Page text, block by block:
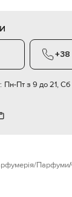
Пн-Пт з 9 до 21, Сб
Парфуми